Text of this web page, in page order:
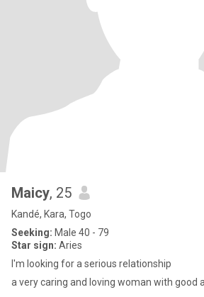
Maicy, 25
Kandé, Kara, Togo
Seeking: Male 40 - 79
Star sign: Aries
I'm looking for a serious relationship
a very caring and loving woman with good